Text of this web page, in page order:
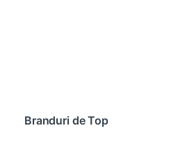
Branduri de Top